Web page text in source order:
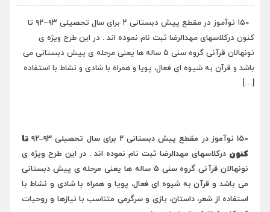
۱۵۰ نوآموز در مقطع پیش دبستانی ۲ برای سال تحصیلی ۹۳–۹۲ تا
کنون درکلاسهای مهدالرضا ثبت نام نموده اند . در این طرح ویژه ی
نونهالان قرآنی گروه سنی ۵ ساله ها یعنی مرحله ی پیش دبستانی می
باشد و قرآن به شیوه ای فعال، پویا و همراه با شادی و نشاط با استفاده
[…]
150 نوآموز در مقطع پیش دبستانی ۲ برای سال تحصیلی ۹۳–۹۲ تا
کنون درکلاسهای مهدالرضا ثبت نام نموده اند . در این طرح ویژه ی
نونهالان قرآنی گروه سنی ۵ ساله ها یعنی مرحله ی پیش دبستانی
می باشد و قرآن به شیوه ای فعال، پویا و همراه با شادی و نشاط با
استفاده از شعر، داستان، بازی و سرگرمی متناسب با نیازها و روحیات